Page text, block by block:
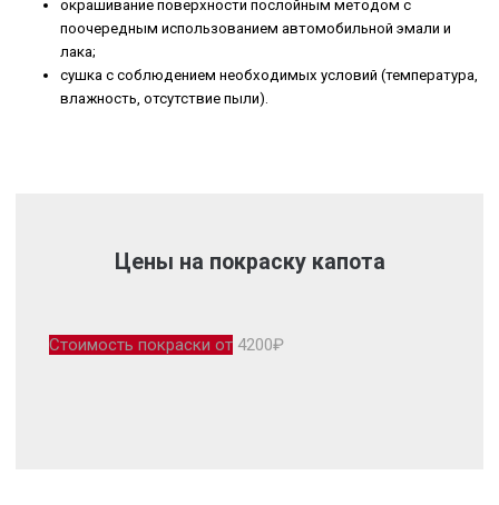
окрашивание поверхности послойным методом с
поочередным использованием автомобильной эмали и
лака;
сушка с соблюдением необходимых условий (температура,
влажность, отсутствие пыли).
Цены на покраску капота
Стоимость покраски от 4200₽